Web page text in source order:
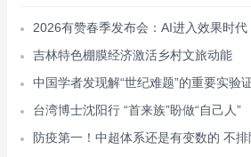
2026有赞春季发布会：AI进入效果时
吉林特色棚膜经济激活乡村文旅动能
中国学者发现解“世纪难题”的重要实验
台湾博士沈阳行 “首来族”盼做“自己人”
防疫第一！中超体系还是有变数的 不